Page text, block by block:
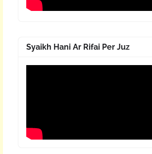
Syaikh Hani Ar Rifai Per Juz